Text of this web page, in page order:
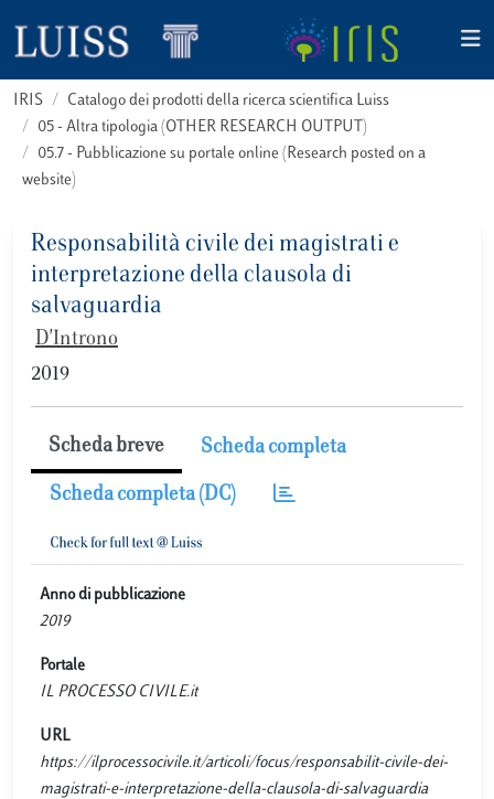
IRIS
Catalogo dei prodotti della ricerca scientifica Luiss
05 - Altra tipologia (OTHER RESEARCH OUTPUT)
05.7 - Pubblicazione su portale online (Research posted on a
website)
Responsabilità civile dei magistrati e
interpretazione della clausola di
salvaguardia
D'Introno
2019
Scheda breve Scheda completa
Scheda completa (DC)
Anno di pubblicazione
2019
Portale
IL PROCESSO CIVILE.it
URL
https://ilprocessocivile.it/articoli/focus/responsabilit-civile-dei-
magistrati-e-interpretazione-della-clausola-di-salvaguardia